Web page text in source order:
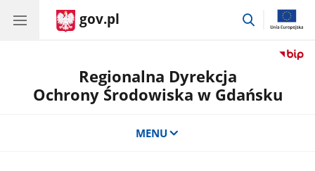
gov.pl
przejdź
Regionalna Dyrekcja
Ochrony Środowiska w Gdańsku
MENU